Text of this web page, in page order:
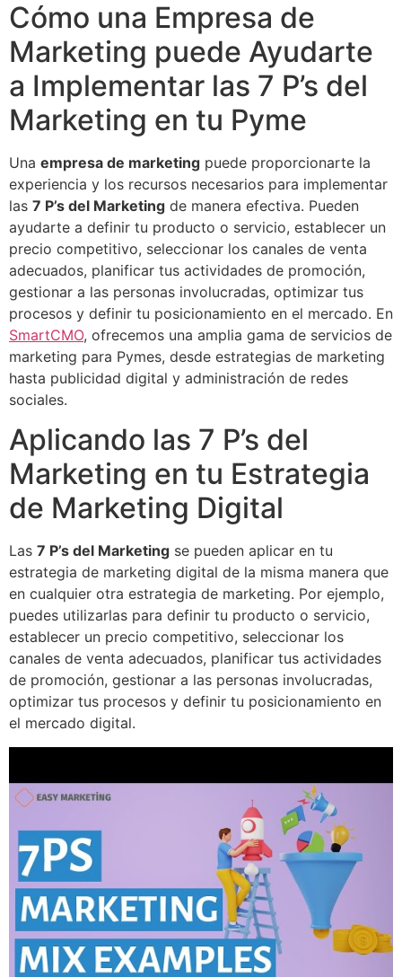
Cómo una Empresa de
Marketing puede Ayudarte
a Implementar las 7 P’s del
Marketing en tu Pyme
Una empresa de marketing puede proporcionarte la
experiencia y los recursos necesarios para implementar
las 7 P’s del Marketing de manera efectiva. Pueden
ayudarte a definir tu producto o servicio, establecer un
precio competitivo, seleccionar los canales de venta
adecuados, planificar tus actividades de promoción,
gestionar a las personas involucradas, optimizar tus
procesos y definir tu posicionamiento en el mercado. En
SmartCMO, ofrecemos una amplia gama de servicios de
marketing para Pymes, desde estrategias de marketing
hasta publicidad digital y administración de redes
sociales.
Aplicando las 7 P’s del
Marketing en tu Estrategia
de Marketing Digital
Las 7 P’s del Marketing se pueden aplicar en tu
estrategia de marketing digital de la misma manera que
en cualquier otra estrategia de marketing. Por ejemplo,
puedes utilizarlas para definir tu producto o servicio,
establecer un precio competitivo, seleccionar los
canales de venta adecuados, planificar tus actividades
de promoción, gestionar a las personas involucradas,
optimizar tus procesos y definir tu posicionamiento en
el mercado digital.